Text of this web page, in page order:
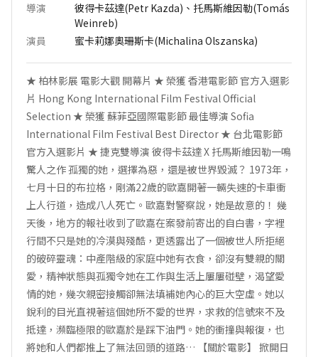
導演
彼得卡茲達(Petr Kazda)、托馬斯維因勒(Tomás
Weinreb)
演員
蜜卡莉娜奧珊斯卡(Michalina Olszanska)
★ 柏林影展 電影大觀 開幕片 ★ 榮獲 香港電影節 官方入選影
片 Hong Kong International Film Festival Official
Selection ★ 榮獲 蘇菲亞國際電影節 最佳導演 Sofia
International Film Festival Best Director ★ 台北電影節
官方入選影片 ★ 捷克雙導演 彼得卡茲達 X 托馬斯維因勒一鳴
驚人之作 孤獨的她，選擇為惡，還是被世界毀滅？ 1973年，
七月十日的布拉格，剛滿22歲的歐嘉開著一輛失速的卡車衝
上人行道，造成八人死亡。歐嘉對警察說，她是故意的！ 幾
天後，地方的報社收到了歐嘉在案發前寄出的自白書，字裡
行間不只是她的冷漠與殘酷，更透露出了一個被世人所拒絕
的破碎靈魂：中產階級的家庭中她有衣食，卻沒有雙親的關
愛，精神狀態與孤獨令她在工作與生活上屢屢碰壁，渴望愛
情的她，幾次親密接觸卻無法填補她內心的巨大空虛。她以
銳利的目光直視著這個她所不愛的世界，求救的信號來不及
抵達，瀕臨極限的歐嘉於是踩下油門。她的衝撞與報復，也
將她和人們都推上了無法回頭的道路… 【關於電影】 掀開日